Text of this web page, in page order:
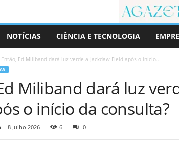
NOTÍCIAS CIÊNCIA E TECNOLOGIA
Então, Ed Miliband dará luz verde a Jackdaw Field após o início...
Miliband dará luz
o início da consulta?
- 8 Julho 2026 6 0